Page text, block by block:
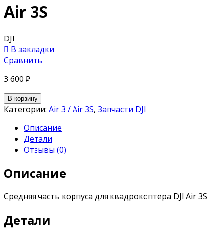
Air 3S
DJI
В закладки
Сравнить
3 600 ₽
В корзину
Категории: Air 3 / Air 3S, Запчасти DJI
Описание
Детали
Отзывы (0)
Описание
Средняя часть корпуса для квадрокоптера DJI Air 3S
Детали